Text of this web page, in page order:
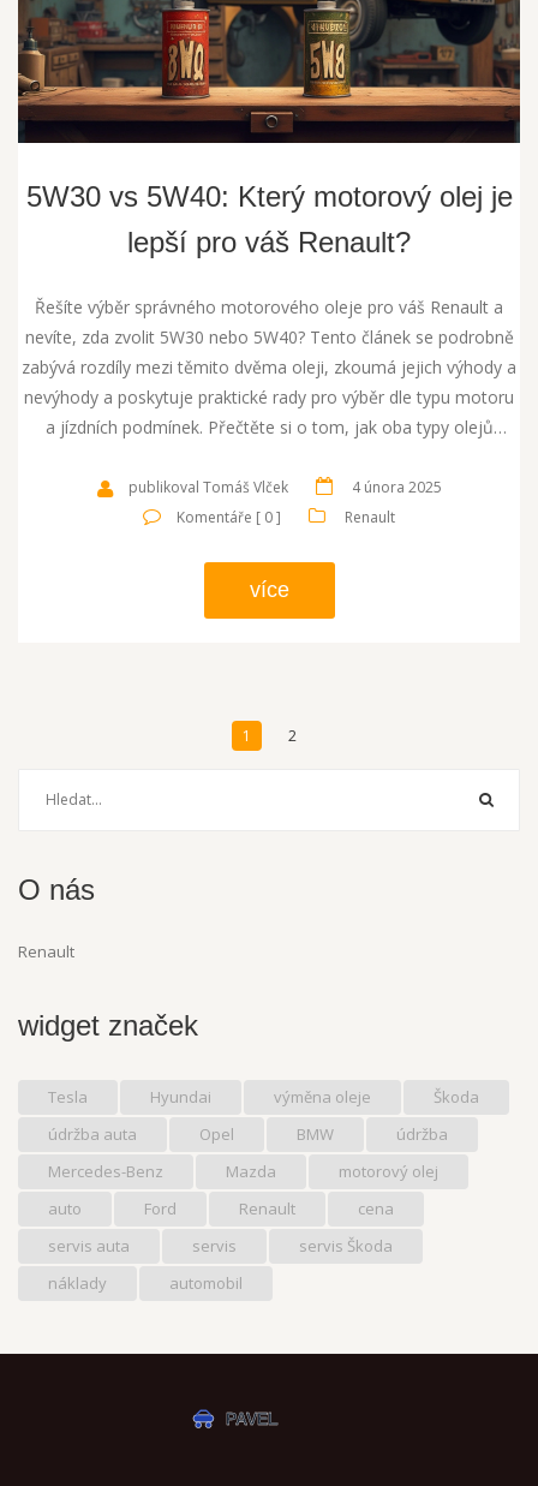
5W30 vs 5W40: Který motorový olej je
lepší pro váš Renault?
Řešíte výběr správného motorového oleje pro váš Renault a
nevíte, zda zvolit 5W30 nebo 5W40? Tento článek se podrobně
zabývá rozdíly mezi těmito dvěma oleji, zkoumá jejich výhody a
nevýhody a poskytuje praktické rady pro výběr dle typu motoru
a jízdních podmínek. Přečtěte si o tom, jak oba typy olejů
je pro váš automobil ideální, a vyhněte se častým omylům při
volbě oleje.
publikoval Tomáš Vlček
4 února 2025
Komentáře [ 0 ]
Renault
více
1 2
O nás
Renault
widget značek
Tesla Hyundai výměna oleje
Škoda
údržba auta
Opel BMW
údržba
Mercedes-Benz
Mazda
motorový olej
auto
Ford Renault
cena
servis auta
servis
servis Škoda
náklady
automobil